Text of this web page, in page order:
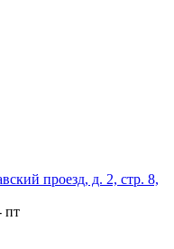
проезд, д. 2, стр. 8,
пт